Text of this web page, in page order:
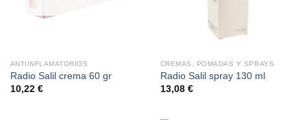
ANTIINFLAMATORIOS
Radio Salil crema 60 gr
10,22 €
CREMAS, POMADAS Y SPRAYS
Radio Salil spray 130 ml
13,08 €